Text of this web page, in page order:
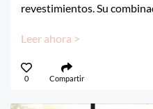
revestimientos. Su
Leer ahora >
0 Compartir